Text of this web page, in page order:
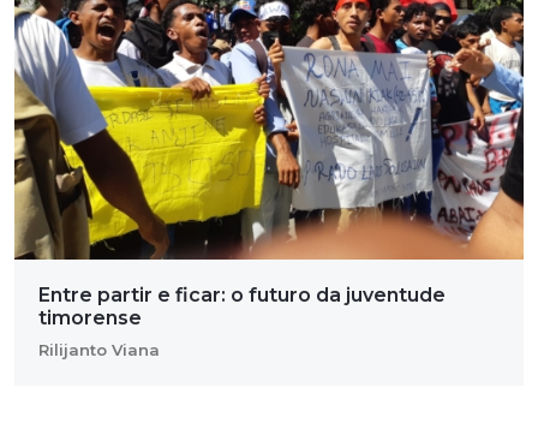
Entre partir e ficar: o futuro da juventude
timorense
Rilijanto Viana